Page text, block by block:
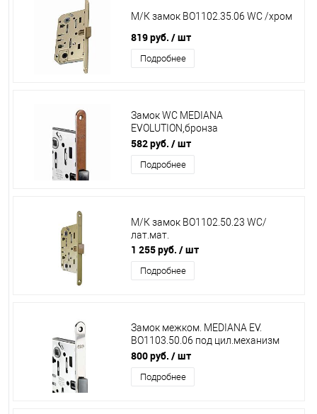
М/К замок ВО1102.35.06 WС /хром
819 руб. / шт
Подробнее
Замок WC MEDIANA
EVOLUTION,бронза
ВО11025002(022)
582 руб. / шт
Подробнее
М/К замок ВО1102.50.23 WС/
лат.мат.
1 255 руб. / шт
Подробнее
Замок межком. MEDIANA EV.
ВО1103.50.06 под цил.механизм
(никель)
800 руб. / шт
Подробнее